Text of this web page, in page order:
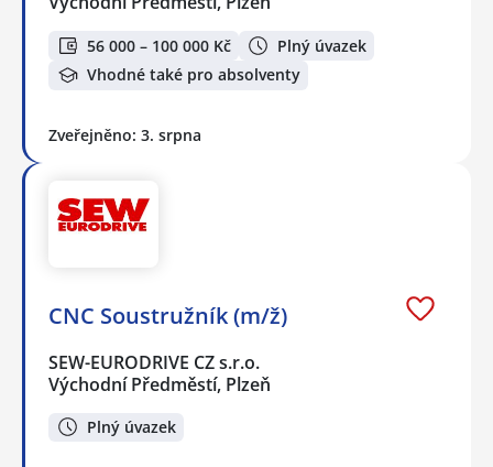
56 000 – 100 000 Kč
Plný úvazek
Vhodné také pro absolventy
Zveřejněno: 3. srpna
CNC Soustružník (m/ž)
SEW-EURODRIVE CZ s.r.o.
Východní Předměstí, Plzeň
Plný úvazek